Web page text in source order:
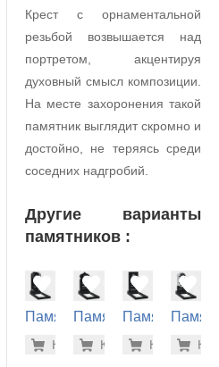
Крест с орнаментальной
резьбой возвышается над
портретом, акцентируя
духовный смысл композиции.
На месте захоронения такой
памятник выглядит скромно и
достойно, не теряясь среди
соседних надгробий.
Другие варианты
памятников :
Памятник
могилу
-7% 29.600
Купить
Памятник
могилу
-7%
Купить
Памятник
могилу
-
Купитьмогилу